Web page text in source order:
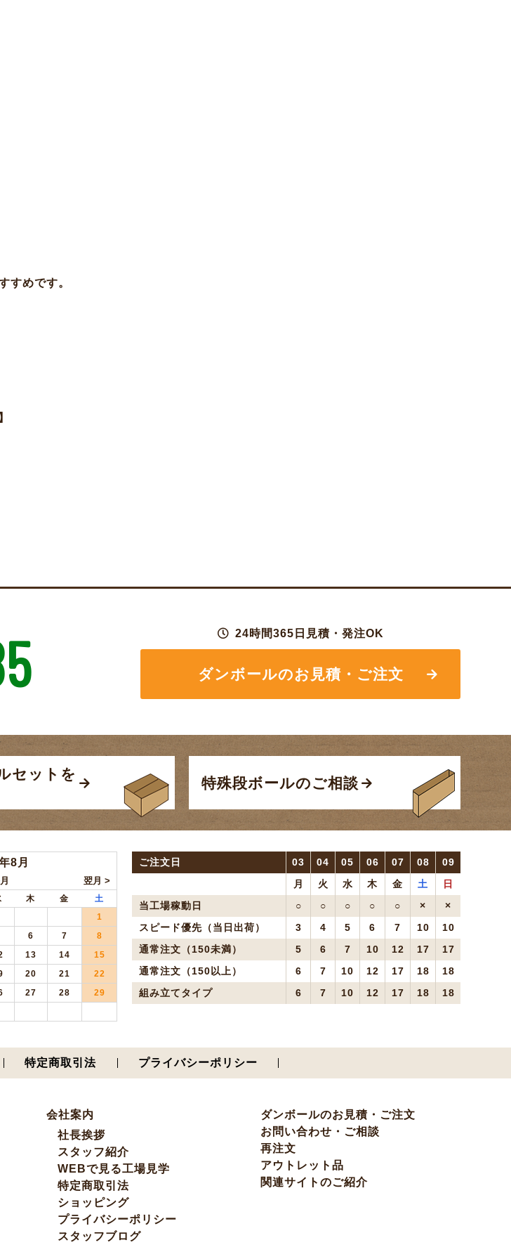
すめです。
24時間365日見積・発注OK
ダンボールのお見積・ご注文
セットを
特殊段ボールのご相談
8月
木 金
土
1
6 7
8
13 14
15
20 21
22
27 28
29
ご注文日 03 04 05 06 07 08
09
月
火 水 木 金 土
日
当工場稼動日
○ ○ ○ ○ ○ ×
×
スピード優先（当日出荷）
3 4 5 6 7 10
10
通常注文（150未満）
5 6 7 10 12 17
17
通常注文（150以上）
6 7 10 12 17 18
18
組み立てタイプ
6 7 10 12 17 18 18
特定商取引法 プライバシーポリシー
会社案内
社長挨拶
スタッフ紹介
WEBで見る工場見学
特定商取引法
ショッピング
プライバシーポリシー
スタッフブログ
ダンボールのお見積・ご注文
お問い合わせ・ご相談
再注文
アウトレット品
関連サイトのご紹介